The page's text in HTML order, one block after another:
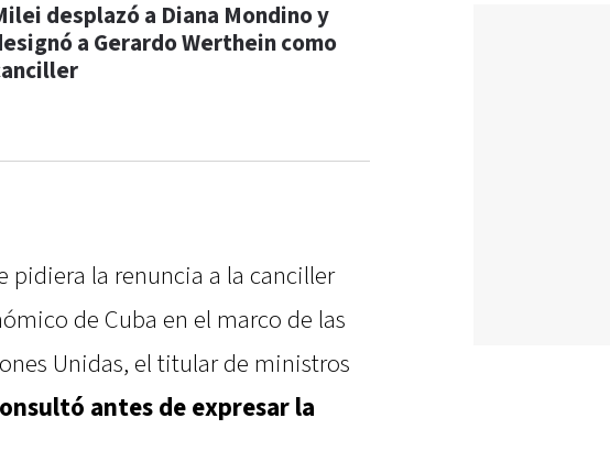
desplazó a Diana Mondino y
a Gerardo Werthein como
pidiera la renuncia a la canciller
de Cuba en el marco de las
Unidas, el titular de ministros
antes de expresar la